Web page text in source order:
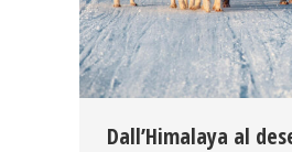
Dall’Himalaya al